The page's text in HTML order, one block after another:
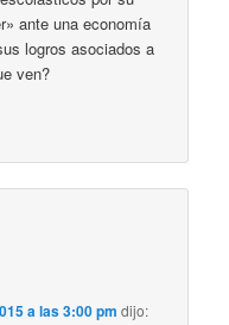
ante una economía
logros asociados a
ven?
a las 3:00 pm dijo: